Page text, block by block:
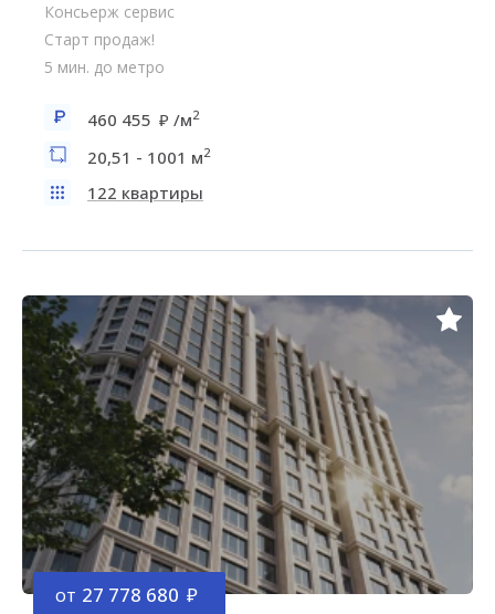
Консьерж сервис
Старт продаж!
5 мин. до метро
460 455 /м2
20,51 - 1001 м2
122 квартиры
от 27 778 680